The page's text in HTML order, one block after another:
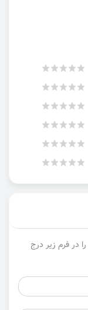
در فرم زیر درج